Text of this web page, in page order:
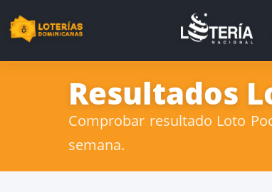
Resultados
Comprobar resultado Loto
semana.